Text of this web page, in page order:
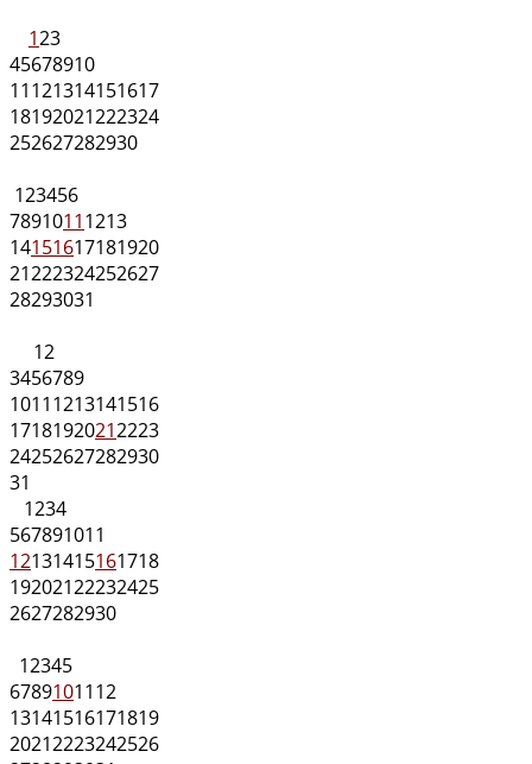
123
45678910
11121314151617
18192021222324
252627282930
123456
78910111213
14151617181920
21222324252627
28293031
12
3456789
10111213141516
17181920212223
24252627282930
31
1234
567891011
12131415161718
19202122232425
2627282930
12345
6789101112
13141516171819
20212223242526